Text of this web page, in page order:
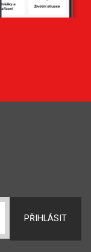
PŘIHLÁSIT